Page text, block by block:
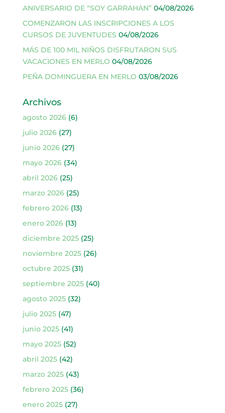
ANIVERSARIO DE “SOY GARRAHAN” 04/08/2026
COMENZARON LAS INSCRIPCIONES A LOS
CURSOS DE JUVENTUDES 04/08/2026
MÁS DE 100 MIL NIÑOS DISFRUTARON SUS
VACACIONES EN MERLO 04/08/2026
PEÑA DOMINGUERA EN MERLO 03/08/2026
Archivos
agosto 2026(6)
julio 2026(27)
junio 2026(27)
mayo 2026(34)
abril 2026(25)
marzo 2026(25)
febrero 2026(13)
enero 2026(13)
diciembre 2025(25)
noviembre 2025(26)
octubre 2025(31)
septiembre 2025(40)
agosto 2025(32)
julio 2025(47)
junio 2025(41)
mayo 2025(52)
abril 2025(42)
marzo 2025(43)
febrero 2025(36)
enero 2025(27)